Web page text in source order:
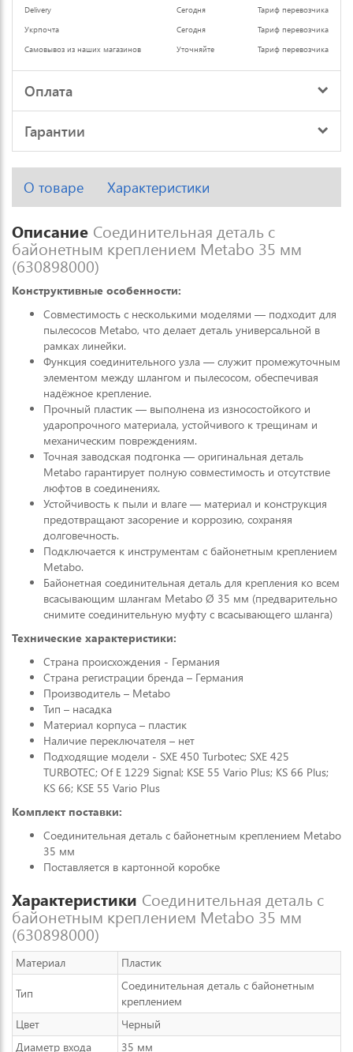
Delivery
Сегодня
Тариф перевозчика
Укрпочта
Сегодня
Тариф перевозчика
Самовывоз из наших магазинов
Уточняйте Тариф перевозчика
Оплата
Гарантии
О товаре Характеристики
Описание Соединительная деталь с
байонетным креплением Metabo 35 мм
(630898000)
Конструктивные особенности:
Совместимость с несколькими моделями — подходит для
пылесосов Metabo, что делает деталь универсальной в
рамках линейки.
Функция соединительного узла — служит промежуточным
элементом между шлангом и пылесосом, обеспечивая
надёжное крепление.
Прочный пластик — выполнена из износостойкого и
ударопрочного материала, устойчивого к трещинам и
механическим повреждениям.
Точная заводская подгонка — оригинальная деталь
Metabo гарантирует полную совместимость и отсутствие
люфтов в соединениях.
Устойчивость к пыли и влаге — материал и конструкция
предотвращают засорение и коррозию, сохраняя
долговечность.
Подключается к инструментам с байонетным креплением
Metabo.
Байонетная соединительная деталь для крепления ко всем
всасывающим шлангам Metabo Ø 35 мм (предварительно
снимите соединительную муфту с всасывающего шланга)
Технические характеристики:
Страна происхождения - Германия
Страна регистрации бренда – Германия
Производитель – Metabo
Тип – насадка
Материал корпуса – пластик
Наличие переключателя – нет
Подходящие модели - SXE 450 Turbotec; SXE 425
TURBOTEC; Of E 1229 Signal; KSE 55 Vario Plus; KS 66 Plus;
KS 66; KSE 55 Vario Plus
Комплект поставки:
Соединительная деталь с байонетным креплением Metabo
35 мм
Поставляется в картонной коробке
Характеристики Соединительная деталь с
байонетным креплением Metabo 35 мм
(630898000)
Материал Пластик
Тип
Соединительная деталь с байонетным
креплением
Цвет
Черный
Диаметр входа
35 мм